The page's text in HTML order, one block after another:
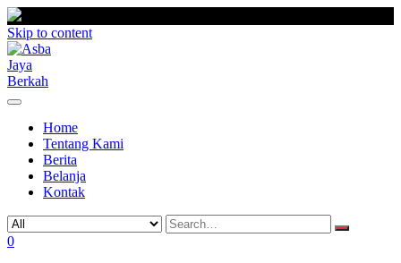
Skip to content
Home
Tentang Kami
Berita
Belanja
Kontak
0